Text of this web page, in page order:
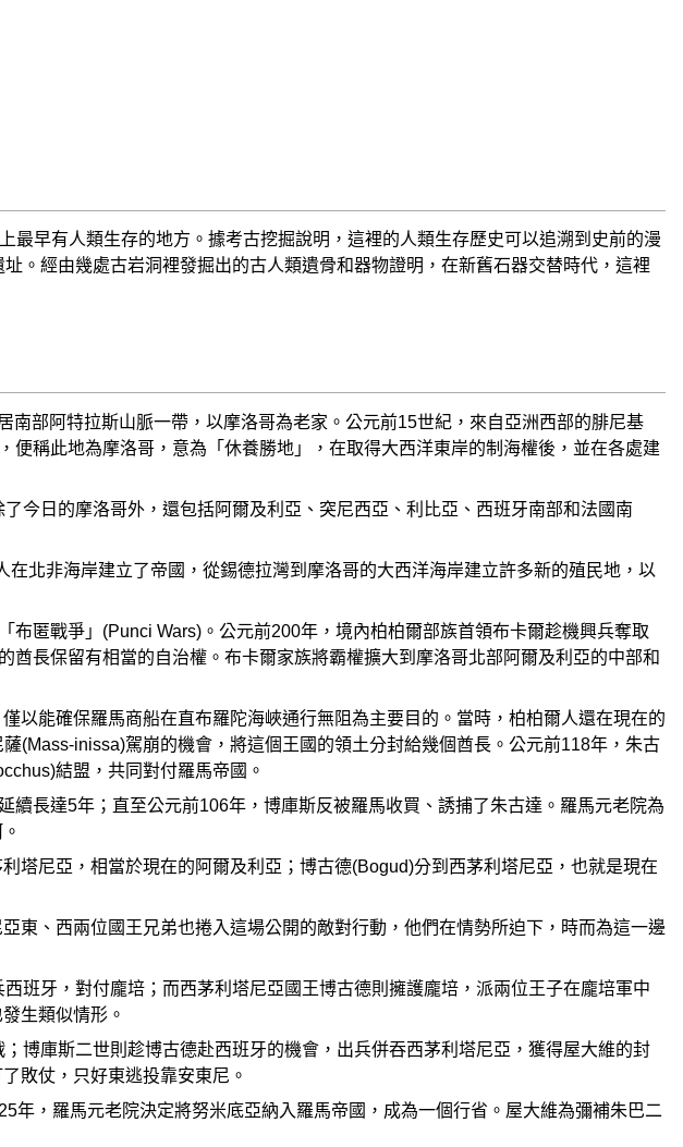
早有人類生存的地方。據考古挖掘說明，這裡的人類生存歷史可以追溯到史前的漫
。經由幾處古岩洞裡發掘出的古人類遺骨和器物證明，在新舊石器交替時代，這裡
部阿特拉斯山脈一帶，以摩洛哥為老家。公元前15世紀，來自亞洲西部的腓尼基
稱此地為摩洛哥，意為「休養勝地」，在取得大西洋東岸的制海權後，並在各處建
今日的摩洛哥外，還包括阿爾及利亞、突尼西亞、利比亞、西班牙南部和法國南
北非海岸建立了帝國，從錫德拉灣到摩洛哥的大西洋海岸建立許多新的殖民地，以
匿戰爭」(Punci Wars)。公元前200年，境內柏柏爾部族首領布卡爾趁機興兵奪取
長保留有相當的自治權。布卡爾家族將霸權擴大到摩洛哥北部阿爾及利亞的中部和
以能確保羅馬商船在直布羅陀海峽通行無阻為主要目的。當時，柏柏爾人還在現在的
(Mass-inissa)駕崩的機會，將這個王國的領土分封給幾個酋長。公元前118年，朱古
結盟，共同對付羅馬帝國。
長達5年；直至公元前106年，博庫斯反被羅馬收買、誘捕了朱古達。羅馬元老院為
塔尼亞，相當於現在的阿爾及利亞；博古德(Bogud)分到西茅利塔尼亞，也就是現在
東、西兩位國王兄弟也捲入這場公開的敵對行動，他們在情勢所迫下，時而為這一邊
班牙，對付龐培；而西茅利塔尼亞國王博古德則擁護龐培，派兩位王子在龐培軍中
生類似情形。
博庫斯二世則趁博古德赴西班牙的機會，出兵併吞西茅利塔尼亞，獲得屋大維的封
敗仗，只好東逃投靠安東尼。
，羅馬元老院決定將努米底亞納入羅馬帝國，成為一個行省。屋大維為彌補朱巴二